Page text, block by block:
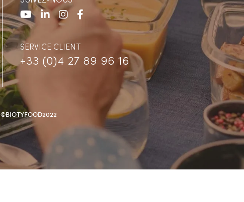
SERVICE CLIENT
+33 (0)4 27 89 96 16
©BIOTYFOOD2022